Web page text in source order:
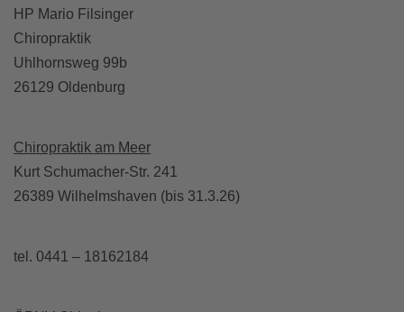
HP Mario Filsinger
Chiropraktik
Uhlhornsweg 99b
26129 Oldenburg
Chiropraktik am Meer
Kurt Schumacher-Str. 241
26389 Wilhelmshaven (bis 31.3.26)
tel. 0441 – 18162184